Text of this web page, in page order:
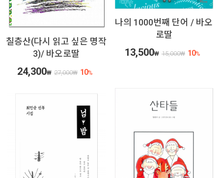
칠층산(다시 읽고 싶은 명작
3)/ 바오로딸
24,300₩ 27,000₩ 10%
나의 1000번째 단어 / 바오
로딸
13,500₩ 15,000₩ 10%